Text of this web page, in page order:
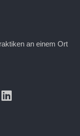
an einem Ort